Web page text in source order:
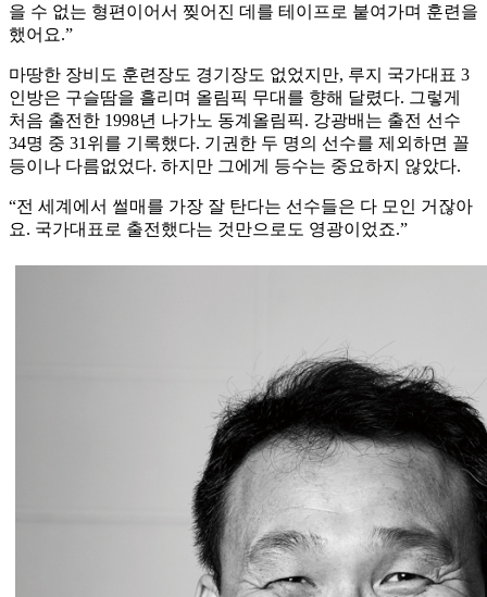
을 수 없는 형편이어서 찢어진 데를 테이프로 붙여가며 훈련을
했어요.”
마땅한 장비도 훈련장도 경기장도 없었지만, 루지 국가대표 3
인방은 구슬땀을 흘리며 올림픽 무대를 향해 달렸다. 그렇게
처음 출전한 1998년 나가노 동계올림픽. 강광배는 출전 선수
34명 중 31위를 기록했다. 기권한 두 명의 선수를 제외하면 꼴
등이나 다름없었다. 하지만 그에게 등수는 중요하지 않았다.
“전 세계에서 썰매를 가장 잘 탄다는 선수들은 다 모인 거잖아
요. 국가대표로 출전했다는 것만으로도 영광이었죠.”